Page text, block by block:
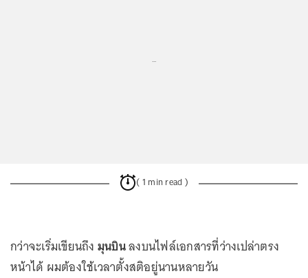
...
( 1 min read )
กว่าจะเริ่มเขียนถึง มุนบินลงบนไฟล์เอกสารที่ว่างเปล่าตรง
หน้าได้ ผมต้องใช้เวลาตั้งสติอยู่นานหลายวัน